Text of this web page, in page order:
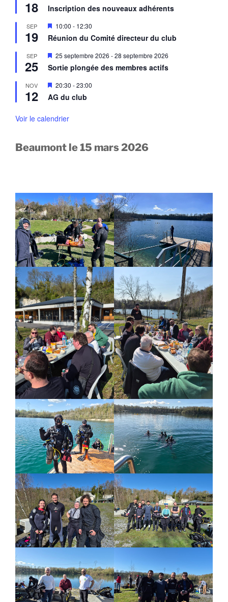
ta
a
n
t
18
s
n
a
a
n
t
Inscription des nouveaux adhérents
SEP
19
M
i
s
n
a
a
n
t
10:00 - 12:30
Réunion du Comité directeur du club
SEP
25
M
s
n
a
n
25 septembre 2026 -28 septembre 2026
Sortie plongée des membres actifs
NOV
12
M
i
s
n
n
20:30 -23:00
AG du club
Voir le calendrier
Beaumont le 15 mars 2026